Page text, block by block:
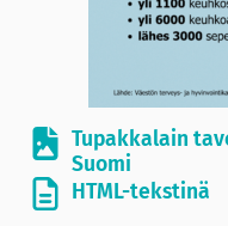
Tupakkalain
Suomi
HTML-tekstinä